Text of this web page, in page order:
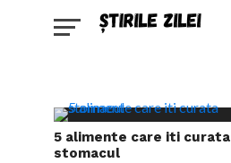
5 alimente care iti curata
stomacul